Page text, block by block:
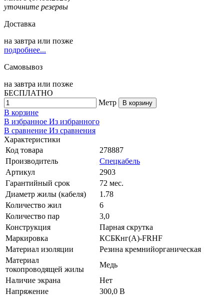
уточните резервы
Доставка
на завтра или позже
подробнее...
Самовывоз
на завтра или позже
БЕСПЛАТНО
Метр
В корзину
В корзине
В избранное Из избранного
В сравнение Из сравнения
Характеристики
Код товара
278887
Производитель
Спецкабель
Артикул
2903
Гарантийный срок
72 мес.
Диаметр жилы (кабеля)
1.78
Количество жил
6
Количество пар
3,0
Конструкция
Парная скрутка
Маркировка
КСБКнг(A)-FRHF
Материал изоляции
Резина кремнийорганическая
Материал
токопроводящей жилы
Медь
Наличие экрана
Нет
Напряжение
300,0 В